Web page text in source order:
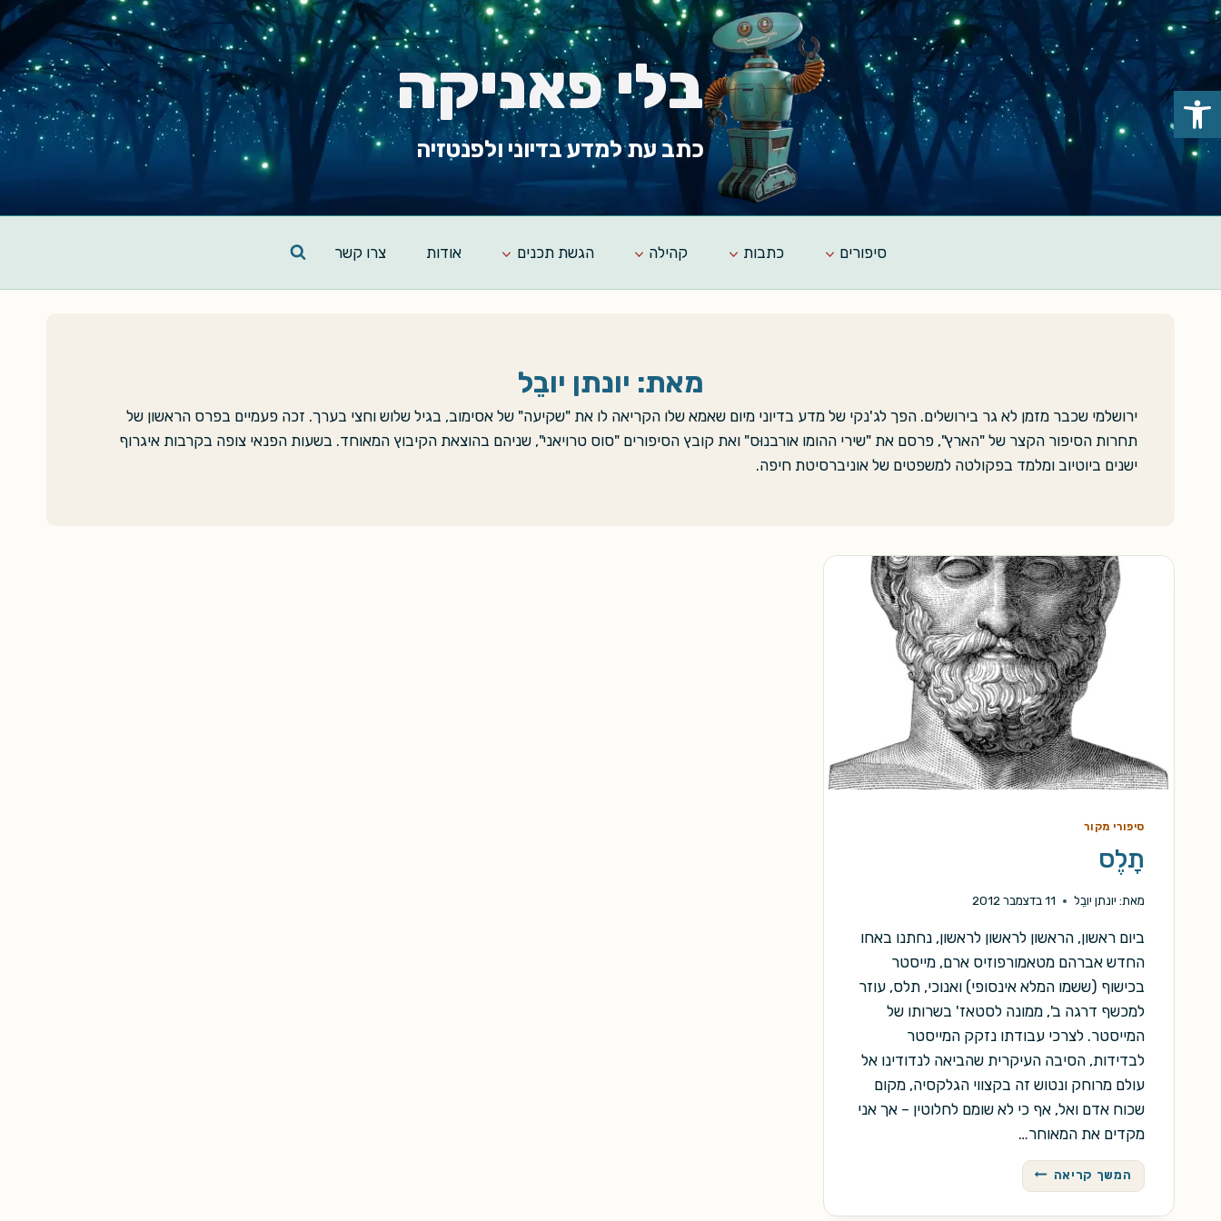
Skip
content
בלי פאניקה
כתב עת למדע בדיוני ולפנטזיה
סיפורים כתבות קהילה הגשת תכנים אודות צרו קשר
מאת: יונתן יובֵל
ירושלמי שכבר מזמן לא גר בירושלים. הפך לג'נקי של מדע בדיוני מיום שאמא שלו הקריאה לו את "שקיעה" של אסימוב, בגיל שלוש וחצי בערך. זכה פעמיים בפרס הראשון של
תחרות הסיפור הקצר של "הארץ", פרסם את "שירי ההומו אורבנוּס" ואת קובץ הסיפורים "סוס טרויאני", שניהם בהוצאת הקיבוץ המאוחד. בשעות הפנאי צופה בקרבות איגרוף
ישנים ביוטיוב ומלמד בפקולטה למשפטים של אוניברסיטת חיפה.
סיפורי מקור
תָלֶס
מאת: יונתן יובֵל 11 בדצמבר 2012
ביום ראשון, הראשון לראשון לראשון, נחתנו באחו
החדש אברהם מטאמורפוזיס ארם, מייסטר
בכישוף (ששמו המלא אינסופי) ואנוכי, תלס, עוזר
למכשף דרגה ב', ממונה לסטאז' בשרותו של
המייסטר. לצרכי עבודתו נזקק המייסטר
לבדידות, הסיבה העיקרית שהביאה לנדודינו אל
עולם מרוחק ונטוש זה בקצווי הגלקסיה, מקום
שכוח אדם ואל, אף כי לא שומם לחלוטין – אך אני
מקדים את המאוחר…
המשך קריאה תָלֶס
פתח סרגל נגישות